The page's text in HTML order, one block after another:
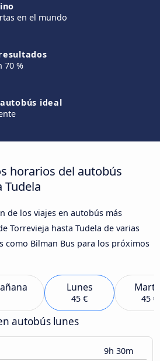
en el mundo
70 %
ideal
horarios del autobús
Tudela
de los viajes en autobús más
Torrevieja hasta Tudela de varias
como Bilman Bus para los próximos
Lunes
45 € 45 €
autobús lunes
9h 30m